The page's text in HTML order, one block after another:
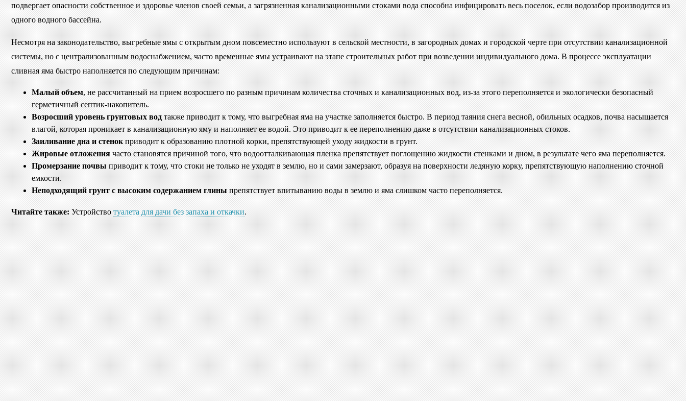
подвергает опасности собственное и здоровье членов своей семьи, а загрязненная канализационными стоками вода способна инфицировать весь поселок, если водозабор производится из
одного водного бассейна.
Несмотря на законодательство, выгребные ямы с открытым дном повсеместно используют в сельской местности, в загородных домах и городской черте при отсутствии канализационной
системы, но с централизованным водоснабжением, часто временные ямы устраивают на этапе строительных работ при возведении индивидуального дома. В процессе эксплуатации
сливная яма быстро наполняется по следующим причинам:
Малый объем, не рассчитанный на прием возросшего по разным причинам количества сточных и канализационных вод, из-за этого переполняется и экологически безопасный
герметичный септик-накопитель.
Возросший уровень грунтовых вод также приводит к тому, что выгребная яма на участке заполняется быстро. В период таяния снега весной, обильных осадков, почва насыщается
влагой, которая проникает в канализационную яму и наполняет ее водой. Это приводит к ее переполнению даже в отсутствии канализационных стоков.
Заиливание дна и стенок приводит к образованию плотной корки, препятствующей уходу жидкости в грунт.
Жировые отложения часто становятся причиной того, что водоотталкивающая пленка препятствует поглощению жидкости стенками и дном, в результате чего яма переполняется.
Промерзание почвы приводит к тому, что стоки не только не уходят в землю, но и сами замерзают, образуя на поверхности ледяную корку, препятствующую наполнению сточной
емкости.
Неподходящий грунт с высоким содержанием глины препятствует впитыванию воды в землю и яма слишком часто переполняется.
Читайте также: Устройство туалета для дачи без запаха и откачки.